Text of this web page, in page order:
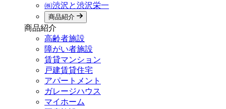
㈱渋沢と渋沢栄一
商品紹介
商品紹介
高齢者施設
障がい者施設
賃貸マンション
戸建賃貸住宅
アパートメント
ガレージハウス
マイホーム